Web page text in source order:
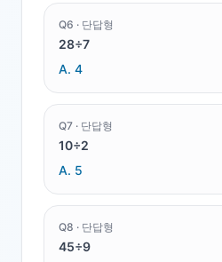
Q6 · 단답형
28÷7
A. 4
Q7 · 단답형
10÷2
A. 5
Q8 · 단답형
45÷9